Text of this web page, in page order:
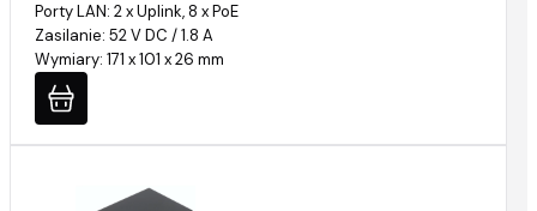
Porty LAN: 2 x Uplink, 8 x PoE
Zasilanie: 52 V DC / 1.8 A
Wymiary: 171 x 101 x 26 mm